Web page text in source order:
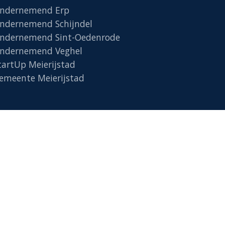
Erp
Schijndel
Sint-Oedenrode
Veghel
Meierijstad
Meierijstad